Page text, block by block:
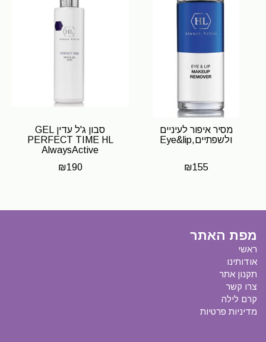
מסיר איפור לעיניים
ולשפתיים,Eye&lip
₪155
סבון ג'ל עדין GEL
PERFECT TIME HL
AlwaysActive
₪190
מפת האתר
ראשי
אודותינו
תקנון אתר
צרו קשר
קרם לילה
מדיניות פרטיות